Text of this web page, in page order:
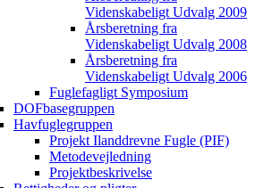
Videnskabeligt Udvalg 2009
Årsberetning fra
Videnskabeligt Udvalg 2008
Årsberetning fra
Videnskabeligt Udvalg 2006
Fuglefagligt Symposium
DOFbasegruppen
Havfuglegruppen
Projekt Ilanddrevne Fugle (PIF)
Metodevejledning
Projektbeskrivelse